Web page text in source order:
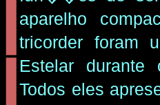
aparelho
tricorder foram
Estelar
Todos eles